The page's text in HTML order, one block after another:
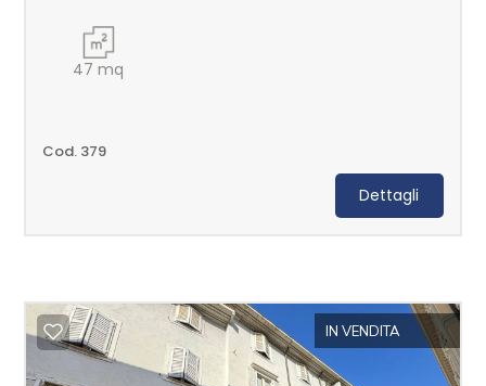
47 mq
Cod. 379
Dettagli
IN VENDITA